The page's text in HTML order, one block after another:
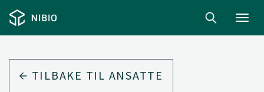
TILBAKE TIL ANSATTE